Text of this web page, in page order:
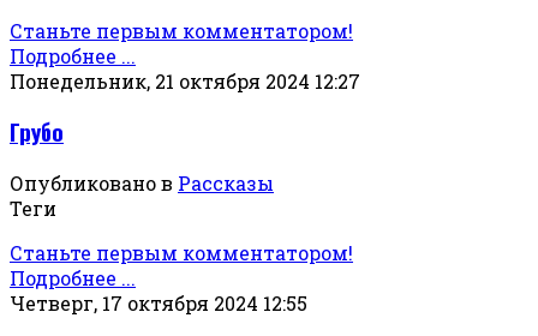
Станьте первым комментатором!
Подробнее ...
Понедельник, 21 октября 2024 12:27
Грубо
Опубликовано в Рассказы
Теги
Станьте первым комментатором!
Подробнее ...
Четверг, 17 октября 2024 12:55